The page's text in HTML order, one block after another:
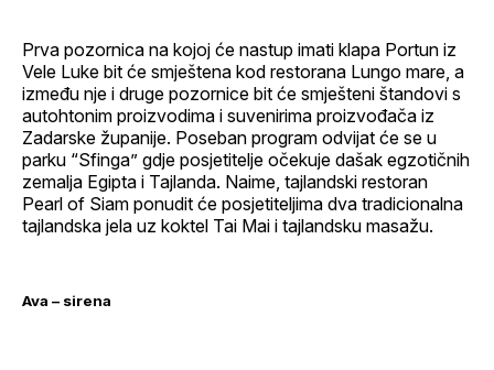
Prva pozornica na kojoj će nastup imati klapa Portun iz
Vele Luke bit će smještena kod restorana Lungo mare, a
između nje i druge pozornice bit će smješteni štandovi s
autohtonim proizvodima i suvenirima proizvođača iz
Zadarske županije. Poseban program odvijat će se u
parku “Sfinga” gdje posjetitelje očekuje dašak egzotičnih
zemalja Egipta i Tajlanda. Naime, tajlandski restoran
Pearl of Siam ponudit će posjetiteljima dva tradicionalna
tajlandska jela uz koktel Tai Mai i tajlandsku masažu.
Ava – sirena